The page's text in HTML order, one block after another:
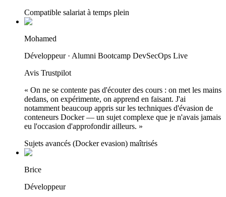
Compatible salariat à temps plein
Mohamed
Développeur · Alumni Bootcamp DevSecOps Live
Avis Trustpilot
« On ne se contente pas d'écouter des cours : on met les mains
dedans, on expérimente, on apprend en faisant. J'ai
notamment beaucoup appris sur les techniques d'évasion de
conteneurs Docker — un sujet complexe que je n'avais jamais
eu l'occasion d'approfondir ailleurs. »
Sujets avancés (Docker evasion) maîtrisés
Brice
Développeur